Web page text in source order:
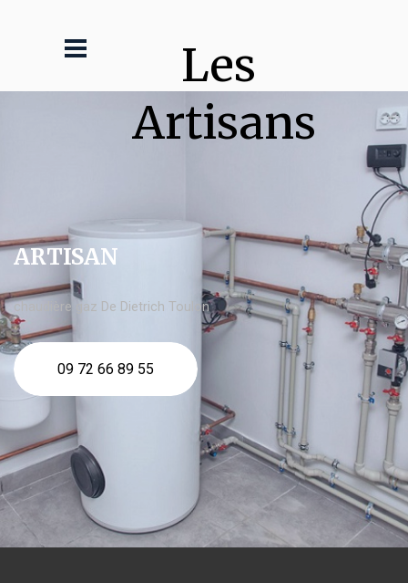
Les
Artisans
ARTISAN
chaudière gaz De Dietrich Toulon
09 72 66 89 55